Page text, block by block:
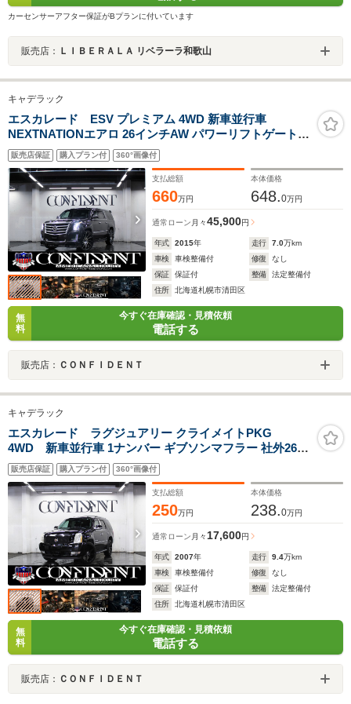
カーセンサーアフター保証がBプランに付いています
販売店： ＬＩＢＥＲＡＬＡ リベラーラ和歌山
キャデラック
エスカレード ESV プレミアム 4WD 新車並行車
NEXTNATIONエアロ 26インチAW パワーリフトゲート
パワーランニングボード サンルーフ ハンドルヒーター シ
ートヒーター・クーラー 地デジ・ナビ・バックカメラ
販売店保証 購入プラン付 360°画像付
支払総額
660万円
本体価格
648.0万円
通常ローン 月々45,900円
年式 2015年 走行 7.0万km
車検
車検整備付 修復
なし
保証
保証付 整備
法定整備付
住所
北海道札幌市清田区
無
料
今すぐ在庫確認・見積依頼
電話する
販売店： ＣＯＮＦＩＤＥＮＴ
キャデラック
エスカレード ラグジュアリー クライメイトPKG
4WD 新車並行車 1ナンバー ギブソンマフラー 社外26イ
ンチAW 社外フロントグリル ブラックレザーシート サン
ルーフ 地デジナビ・バックカメラ シートヒーター・クー
ラー
販売店保証 購入プラン付 360°画像付
支払総額
250万円
本体価格
238.0万円
通常ローン 月々 17,600円
年式 2007年 走行 9.4万km
車検
車検整備付 修復
なし
保証
保証付 整備
法定整備付
住所
北海道札幌市清田区
無
料
今すぐ在庫確認・見積依頼
電話する
販売店： ＣＯＮＦＩＤＥＮＴ